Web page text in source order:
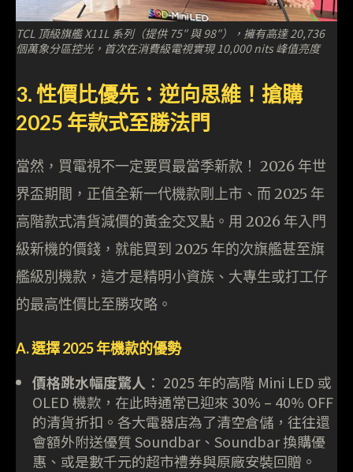
TCL 頂級旗艦 X11L 系列（提供 75″ 與 98″），擁有高達 20,736
個萬象分區控光，首次在消費級電視實現 10,000 nits 峰值亮度
3. 性價比優先：逆向思維！搶購
2025 年款式至勝法門
當然，買電視不一定要買最當季新款！ 2026 年世
界盃期間，正值全新一代機款剛上市、而 2025 年
高階款式清貨減價的黃金交叉點。用 2026 年入門
級新機的價錢，就能買到 2025 年的次旗艦甚至旗
艦級別機款，這才是精明小資族、大專生或打工仔
的最高性價比至勝攻略。
A. 選擇 2025 年機款的優勢
價格跳水幅度驚人 ： 2025 年的高階 Mini LED 或
OLED 機款，在此時通常已迎來 30% – 40% OFF
的清貨折扣。各大電器店為了清空倉儲，往往還
會額外附送優質 Soundbar、Soundbar 換購優
惠、或是數千元的超市禮券與原廠安裝回贈。